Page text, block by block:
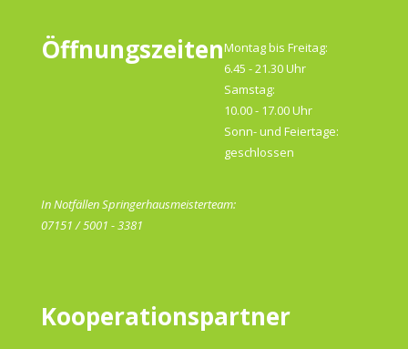
ÖffnungszeitenMontag bis Freitag:
6.45 - 21.30 Uhr
Samstag:
10.00 - 17.00 Uhr
Sonn- und Feiertage:
geschlossen
In Notfällen Springerhausmeisterteam:
07151 / 5001 - 3381
Kooperationspartner